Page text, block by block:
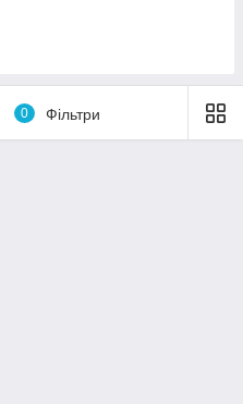
0 Фільтри